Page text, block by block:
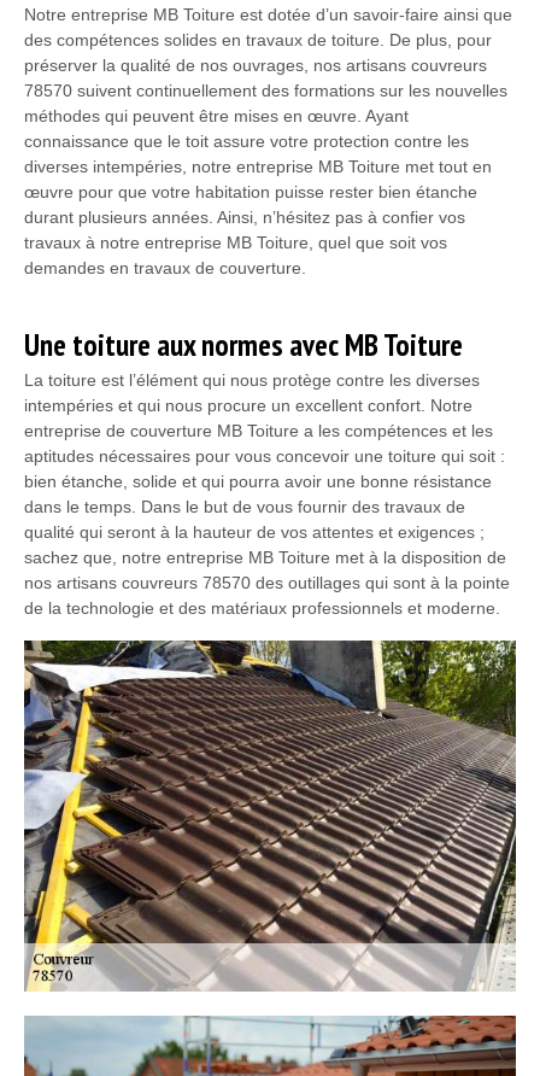
Notre entreprise MB Toiture est dotée d’un savoir-faire ainsi que
des compétences solides en travaux de toiture. De plus, pour
préserver la qualité de nos ouvrages, nos artisans couvreurs
78570 suivent continuellement des formations sur les nouvelles
méthodes qui peuvent être mises en œuvre. Ayant
connaissance que le toit assure votre protection contre les
diverses intempéries, notre entreprise MB Toiture met tout en
œuvre pour que votre habitation puisse rester bien étanche
durant plusieurs années. Ainsi, n’hésitez pas à confier vos
travaux à notre entreprise MB Toiture, quel que soit vos
demandes en travaux de couverture.
Une toiture aux normes avec MB Toiture
La toiture est l’élément qui nous protège contre les diverses
intempéries et qui nous procure un excellent confort. Notre
entreprise de couverture MB Toiture a les compétences et les
aptitudes nécessaires pour vous concevoir une toiture qui soit :
bien étanche, solide et qui pourra avoir une bonne résistance
dans le temps. Dans le but de vous fournir des travaux de
qualité qui seront à la hauteur de vos attentes et exigences ;
sachez que, notre entreprise MB Toiture met à la disposition de
nos artisans couvreurs 78570 des outillages qui sont à la pointe
de la technologie et des matériaux professionnels et moderne.